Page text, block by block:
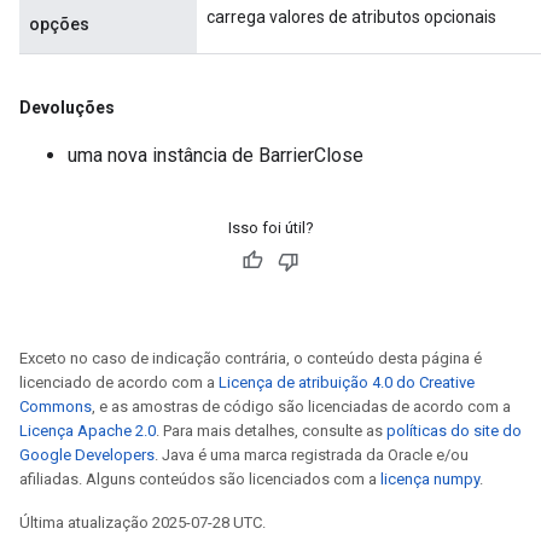
opções carrega valores de atributos opcionais
Devoluções
uma nova instância de BarrierClose
Isso foi útil?
Exceto no caso de indicação contrária, o conteúdo desta página é
licenciado de acordo com a Licença de atribuição 4.0 do Creative
Commons, e as amostras de código são licenciadas de acordo com a
Licença Apache 2.0. Para mais detalhes, consulte as políticas do site do
Google Developers. Java é uma marca registrada da Oracle e/ou
afiliadas. Alguns conteúdos são licenciados com a licença numpy.
Última atualização 2025-07-28 UTC.